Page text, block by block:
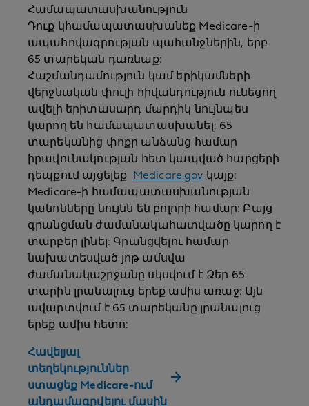
Համապատասխանություն
Դուք կհամապատասխանեք Medicare-ի
ապահովագրության պահանջներին, երբ
65 տարեկան դառնաք:
Հաշմանդամություն կամ երիկամների
վերջնական փուլի հիվանդություն ունեցող
ավելի երիտասարդ մարդիկ նույնպես
կարող են համապատասխանել: 65
տարեկանից փոքր անձանց համար
իրավունակության հետ կապված հարցերի
դեպքում այցելեք
Medicare.gov կայք:
Medicare-ի համապատասխանության
կանոնները նույնն են բոլորի համար: Բայց
գրանցման ժամանակահատվածը կարող է
տարբեր լինել: Գրանցվելու համար
նախատեսված յոթ ամսվա
ժամանակաշրջանը սկսվում է Ձեր 65
տարին լրանալուց երեք ամիս առաջ: Այն
ավարտվում է 65 տարեկանը լրանալուց
երեք ամիս հետո:
Հավելյալ
տեղեկություններ
ստացեք Medicare-ում
անդամագրվելու մասին